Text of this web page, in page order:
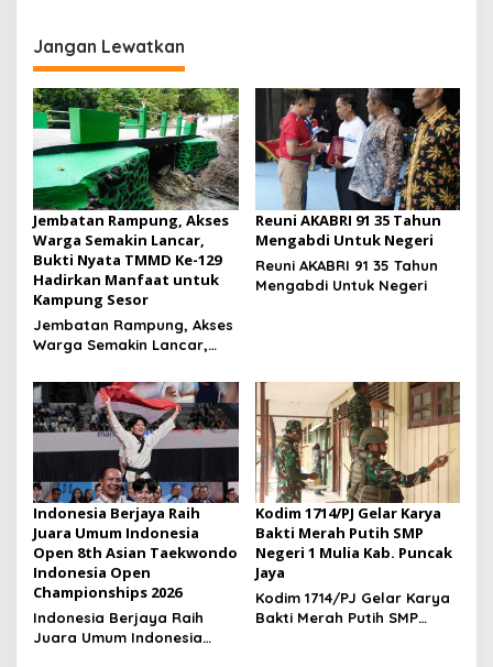
l
a
i
Jangan Lewatkan
Jembatan Rampung, Akses
Warga Semakin Lancar,
Bukti Nyata TMMD Ke-129
Hadirkan Manfaat untuk
Kampung Sesor
Jembatan Rampung, Akses
Warga Semakin Lancar,
Hadirkan Manfaat untuk
Kampung Sesor
Reuni AKABRI 91 35 Tahun
Mengabdi Untuk Negeri
Reuni AKABRI 91 35 Tahun
Mengabdi Untuk Negeri
Indonesia Berjaya Raih
Juara Umum Indonesia
Open 8th Asian Taekwondo
Indonesia Open
Championships 2026
Indonesia Berjaya Raih
Juara Umum Indonesia
Kodim 1714/PJ Gelar Karya
Bakti Merah Putih SMP
Negeri 1 Mulia Kab. Puncak
Jaya
Kodim 1714/PJ Gelar Karya
Bakti Merah Putih SMP